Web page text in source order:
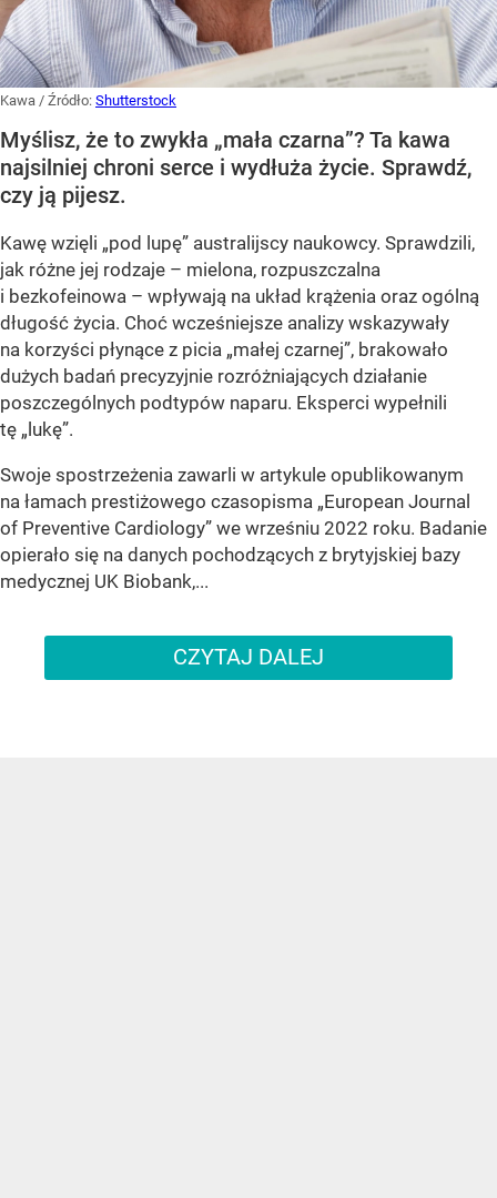
Kawa / Źródło: Shutterstock
Myślisz, że to zwykła „mała czarna”? Ta kawa
najsilniej chroni serce i wydłuża życie. Sprawdź,
czy ją pijesz.
Kawę wzięli „pod lupę” australijscy naukowcy. Sprawdzili,
jak różne jej rodzaje – mielona, rozpuszczalna
i bezkofeinowa – wpływają na układ krążenia oraz ogólną
długość życia. Choć wcześniejsze analizy wskazywały
na korzyści płynące z picia „małej czarnej”, brakowało
dużych badań precyzyjnie rozróżniających działanie
poszczególnych podtypów naparu. Eksperci wypełnili
tę „lukę”.
Swoje spostrzeżenia zawarli w artykule opublikowanym
na łamach prestiżowego czasopisma „European Journal
of Preventive Cardiology” we wrześniu 2022 roku. Badanie
opierało się na danych pochodzących z brytyjskiej bazy
medycznej UK Biobank,...
CZYTAJ DALEJ